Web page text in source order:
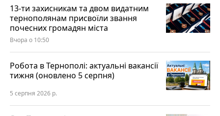
13-ти захисникам та двом видатним
тернополянам присвоїли звання
почесних громадян міста
Вчора о 10:50
Робота в Тернополі: актуальні вакансії
тижня (оновлено 5 серпня)
5 серпня 2026 р.